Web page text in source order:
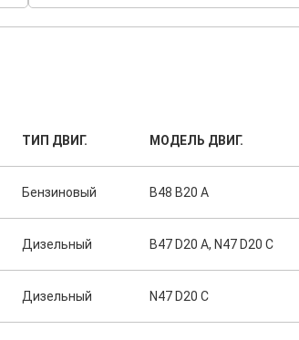
ТИП ДВИГ. МОДЕЛЬ ДВИГ.
Бензиновый B48 B20 A
Дизельный B47 D20 A, N47 D20 C
Дизельный N47 D20 C